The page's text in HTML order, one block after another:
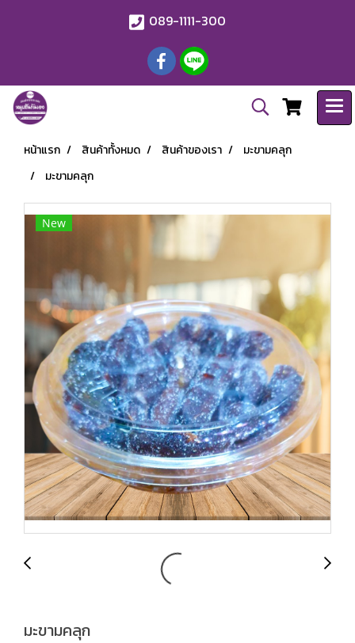
089-1111-300
หน้าแรก สินค้าทั้งหมด สินค้าของเรา
มะขามคลุก
มะขามคลุก
New
มะขามคลุก